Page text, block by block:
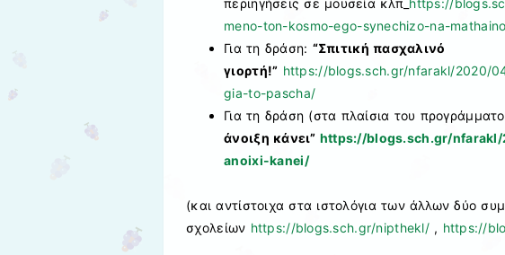
meno-ton-kosmo-ego-synechizo-na-
Για τη δράση: “Σπιτική πασχαλινό
γιορτή!” https://blogs.sch.gr/nfarakl/2020/
gia-to-pascha/
Για τη δράση (στα πλαίσια του
άνοιξη κάνει” https://blogs.sch.gr/
anoixi-kanei/
(και αντίστοιχα στα ιστολόγια των άλλων δύο
σχολείων https://blogs.sch.gr/nipthekl/, https://